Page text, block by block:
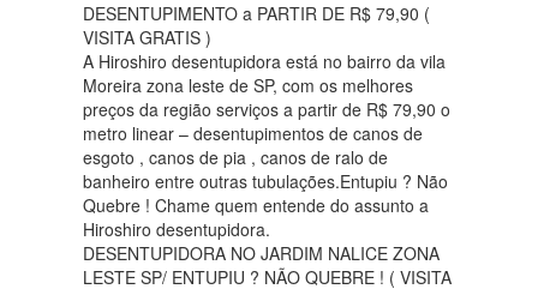
DESENTUPIMENTO a PARTIR DE R$ 79,90 (
VISITA GRATIS )
A Hiroshiro desentupidora está no bairro da vila
Moreira zona leste de SP, com os melhores
preços da região serviços a partir de R$ 79,90 o
metro linear – desentupimentos de canos de
esgoto , canos de pia , canos de ralo de
banheiro entre outras tubulações.Entupiu ? Não
Quebre ! Chame quem entende do assunto a
Hiroshiro desentupidora.
DESENTUPIDORA NO JARDIM NALICE ZONA
LESTE SP/ ENTUPIU ? NÃO QUEBRE ! ( VISITA